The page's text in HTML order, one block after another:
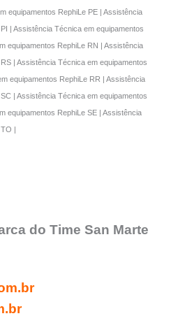
equipamentos RephiLe PE | Assistência
| Assistência Técnica em equipamentos
equipamentos RephiLe RN | Assistência
| Assistência Técnica em equipamentos
equipamentos RephiLe RR | Assistência
| Assistência Técnica em equipamentos
equipamentos RephiLe SE | Assistência
|
do Time San Marte